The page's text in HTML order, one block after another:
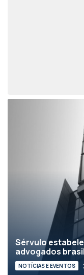
Sérvulo
advogados
NOTÍCIAS E EVENTOS